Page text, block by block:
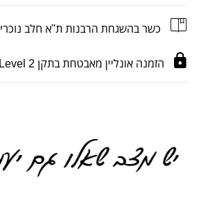
כשר בהשגחת הרבנות ת"א חלב נוכרי
הזמנה אונליין מאבטחת בתקן PCI-DSS Level 2